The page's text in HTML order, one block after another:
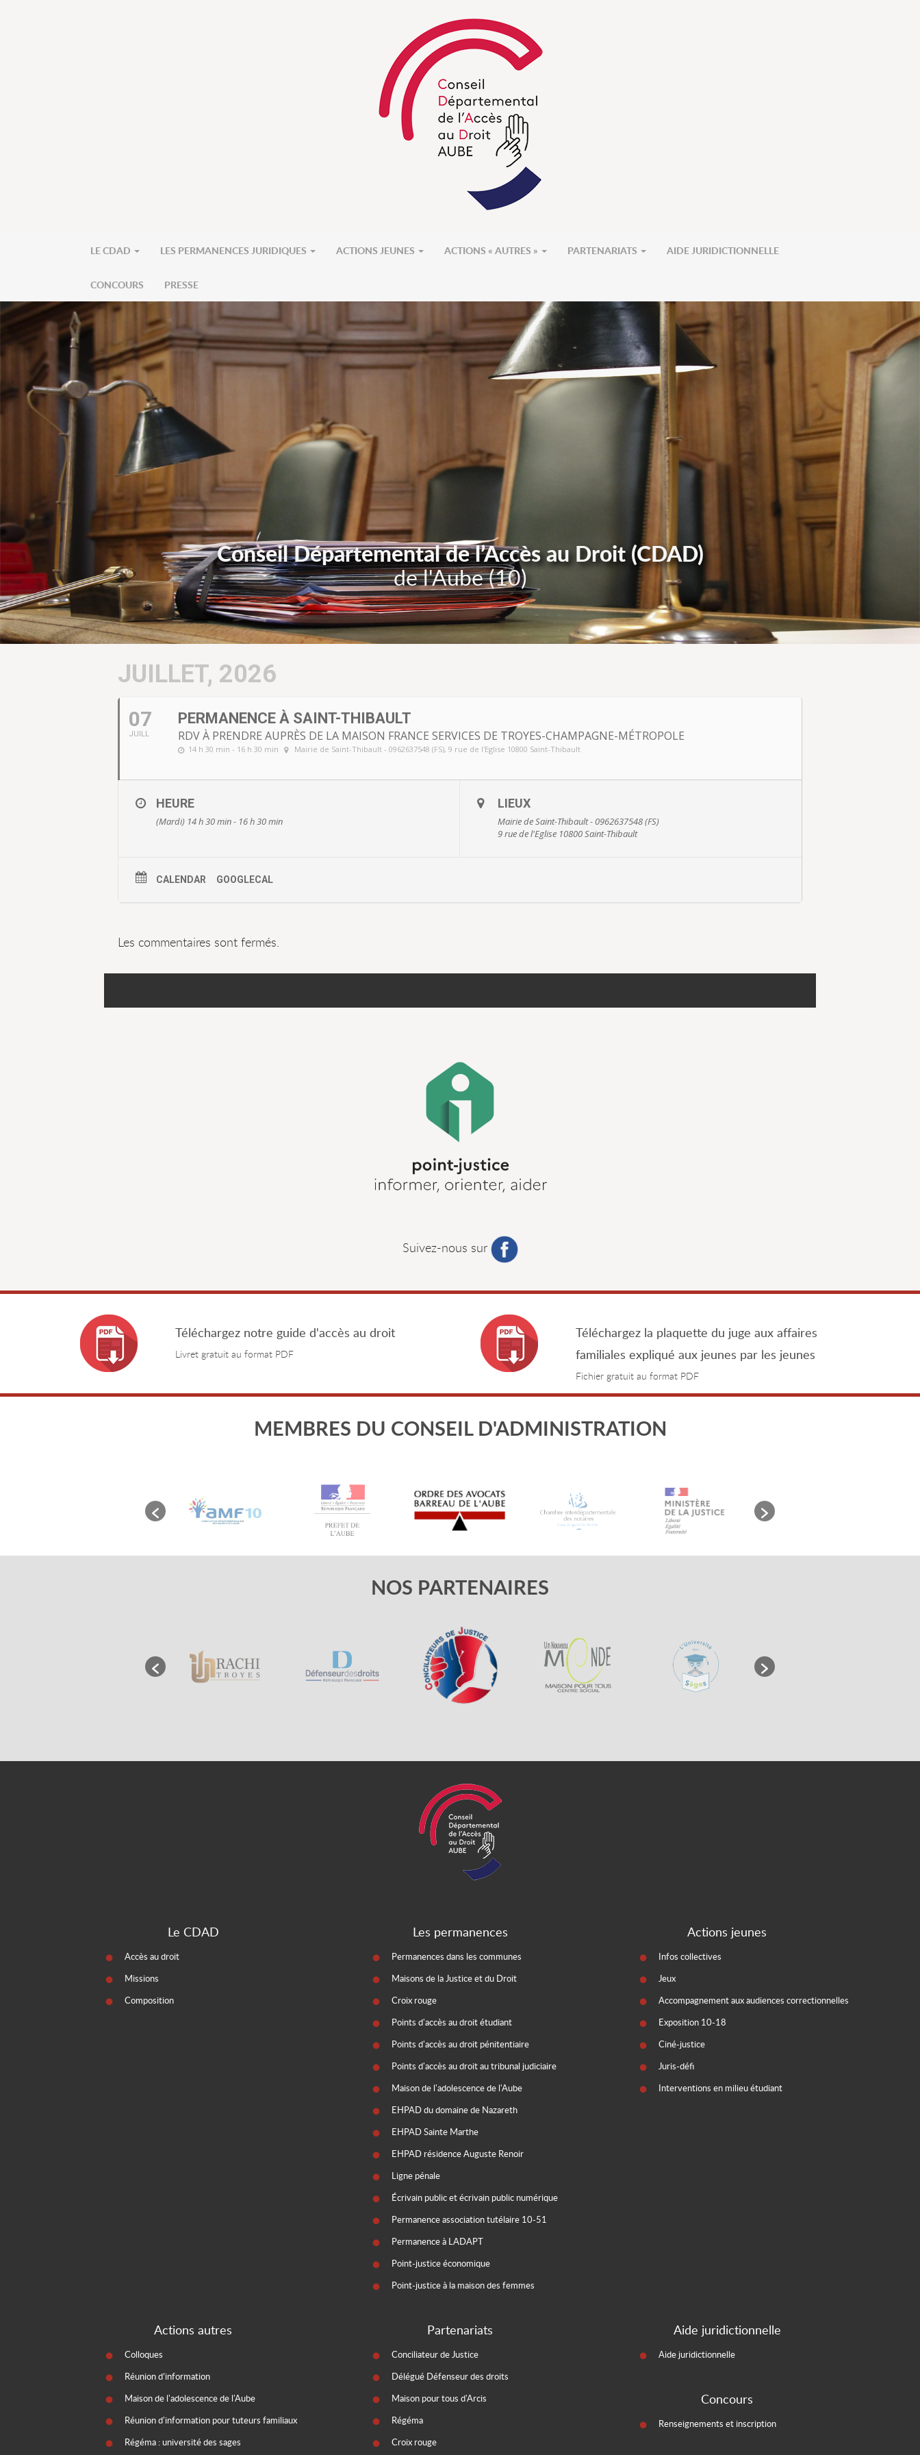
LE CDAD LES PERMANENCES JURIDIQUES ACTIONS JEUNES ACTIONS « AUTRES » PARTENARIATS AIDE JURIDICTIONNELLE
CONCOURS PRESSE
Conseil Départemental de l’Accès au Droit (CDAD)
de l'Aube (10)
JUILLET, 2026
07
JUILL
PERMANENCE À SAINT-THIBAULT
RDV À PRENDRE AUPRÈS DE LA MAISON FRANCE SERVICES DE TROYES-CHAMPAGNE-MÉTROPOLE
14 h 30 min - 16 h 30 min Mairie de Saint-Thibault - 0962637548 (FS), 9 rue de l'Eglise 10800 Saint-Thibault
HEURE
(Mardi) 14 h 30 min - 16 h 30 min
LIEUX
Mairie de Saint-Thibault - 0962637548 (FS)
9 rue de l'Eglise 10800 Saint-Thibault
CALENDAR GOOGLECAL
Les commentaires sont fermés.
Suivez-nous sur
Téléchargez notre guide d'accès au droit
Livret gratuit au format PDF
Téléchargez la plaquette du juge aux affaires
familiales expliqué aux jeunes par les jeunes
Fichier gratuit au format PDF
MEMBRES DU CONSEIL D'ADMINISTRATION
NOS PARTENAIRES
Le CDAD
Accès au droit
Missions
Composition
Les permanences
Permanences dans les communes
Maisons de la Justice et du Droit
Croix rouge
Points d'accès au droit étudiant
Points d'accès au droit pénitentiaire
Points d'accès au droit au tribunal judiciaire
Maison de l'adolescence de l'Aube
EHPAD du domaine de Nazareth
EHPAD Sainte Marthe
EHPAD résidence Auguste Renoir
Ligne pénale
Écrivain public et écrivain public numérique
Permanence association tutélaire 10-51
Permanence à LADAPT
Point-justice économique
Point-justice à la maison des femmes
Actions jeunes
Infos collectives
Jeux
Accompagnement aux audiences correctionnelles
Exposition 10-18
Ciné-justice
Juris-défi
Interventions en milieu étudiant
Actions autres
Colloques
Réunion d’information
Maison de l'adolescence de l'Aube
Réunion d'information pour tuteurs familiaux
Régéma : université des sages
Partenariats
Conciliateur de Justice
Délégué Défenseur des droits
Maison pour tous d'Arcis
Régéma
Croix rouge
Aide juridictionnelle
Aide juridictionnelle
Concours
Renseignements et inscription